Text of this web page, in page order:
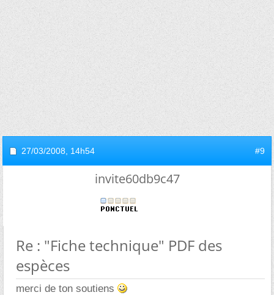
27/03/2008, 14h54 #9
invite60db9c47
Re : "Fiche technique" PDF des
espèces
merci de ton soutiens